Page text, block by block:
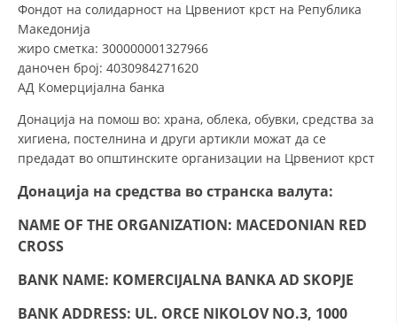
СТРУКТУРА НА ОРГАНИЗАЦИЈАТА
КОНТАКТ ИНФОРМАЦИИ
ЧЛЕНСТВО ВО ПРОФЕСИОНАЛНИ ТЕЛА
ЗАКОН ЗА ЦКРМ
СТАТУТ НА ЦКРМ
Фондот на солидарност на Црвениот крст на Република
Македонија
жиро сметка: 300000001327966
даночен број: 4030984271620
АД Комерцијална банка
Донација на помош во: храна, облека, обувки, средства за
хигиена, постелнина и други артикли можат да се
предадат во општинските организации на Црвениот крст
Донација на средства во странска валута:
NAME OF THE ORGANIZATION: MACEDONIAN RED
CROSS
BANK NAME: KOMERCIJALNA BANKA AD SKOPJE
BANK ADDRESS: UL. ORCE NIKOLOV NO.3, 1000